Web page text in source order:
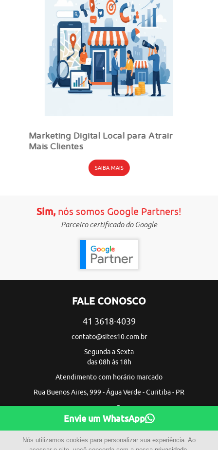
Marketing Digital Local para Atrair
Mais Clientes
SAIBA MAIS
Sim,nós somos Google Partners!
Parceiro certificado do Google
FALE CONOSCO
41 3618-4039
contato@sites10.com.br
Segunda a Sexta
das 08h às 18h
Atendimento com horário marcado
Rua Buenos Aires, 999 - Água Verde - Curitiba - PR
Envie um WhatsApp
Nós utilizamos cookies para personalizar sua experiência. Ao